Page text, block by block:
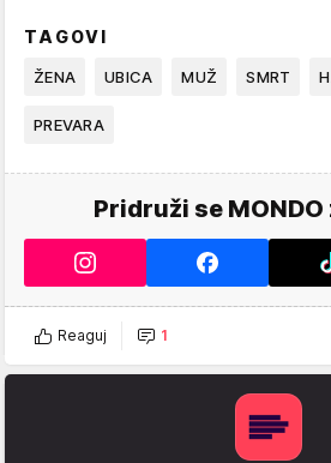
TAGOVI
ŽENA UBICA MUŽ SMRT
PREVARA
Pridruži se
Reaguj 1